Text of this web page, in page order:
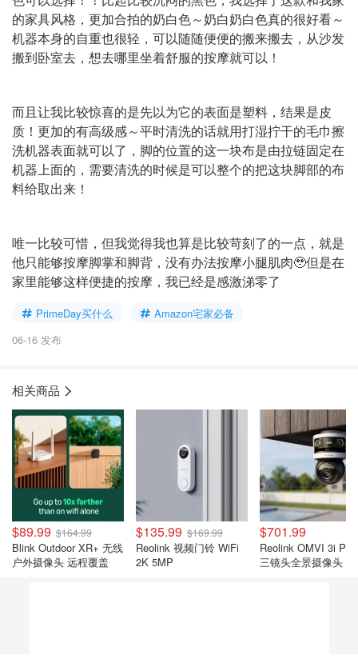
的家具风格，更加合拍的奶白色～奶白奶白色真的很好看～
机器本身的自重也很轻，可以随随便便的搬来搬去，从沙发
搬到卧室去，想去哪里坐着舒服的按摩就可以！
而且让我比较惊喜的是先以为它的表面是塑料，结果是皮
质！更加的有高级感～平时清洗的话就用打湿拧干的毛巾擦
洗机器表面就可以了，脚的位置的这一块布是由拉链固定在
机器上面的，需要清洗的时候是可以整个的把这块脚部的布
料给取出来！
唯一比较可惜，但我觉得我也算是比较苛刻了的一点，就是
他只能够按摩脚掌和脚背，没有办法按摩小腿肌肉🥹但是在
家里能够这样便捷的按摩，我已经是感激涕零了
PrimeDay买什么
Amazon宅家必备
06-16 发布
相关商品
$89.99 $164.99
Blink Outdoor XR+ 无线
户外摄像头 远程覆盖
$135.99 $169.99
Reolink 视频门铃 WiFi
2K 5MP
$701.99
Reolink OMVI 3i PoE
三镜头全景摄像头